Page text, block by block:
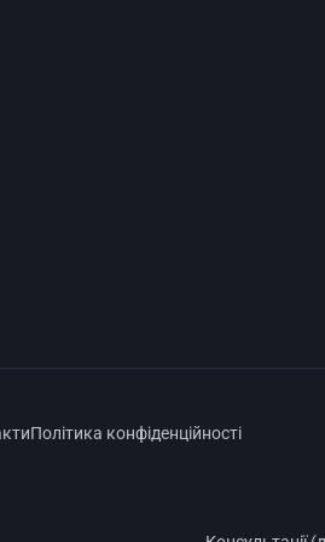
Політика конфіденційності